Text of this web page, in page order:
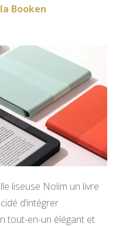
Booken
liseuse Nolim un livre
d’intégrer
tout-en-un élégant et